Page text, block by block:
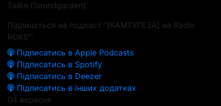
Тайїл (Soundgarden).
Підпишіться на подкаст "[КАМТУГЕЗА] на Radio
ROKS":
Підписатись в Apple Podcasts
Підписатись в Spotify
Підписатись в Deezer
Підписатись в інших додатках
04 вересня